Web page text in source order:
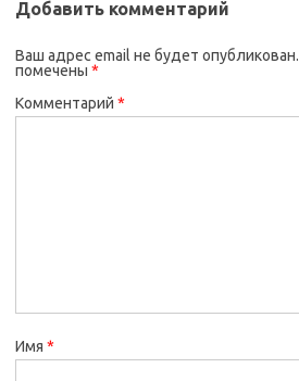
Добавить комментарий
Ваш адрес email не будет опубликован.
помечены *
Комментарий *
Имя *